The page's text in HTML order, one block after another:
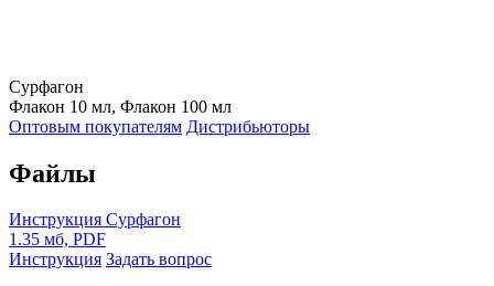
Сурфагон
Флакон 10 мл, Флакон 100 мл
Оптовым покупателям Дистрибьюторы
Файлы
Инструкция Сурфагон
1.35 мб, PDF
Инструкция Задать вопрос